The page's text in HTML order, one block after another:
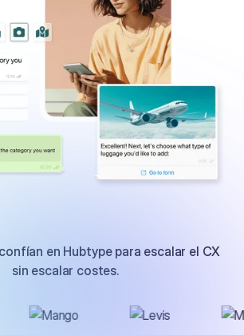
en Hubtype para escalar el CX
sin escalar costes.